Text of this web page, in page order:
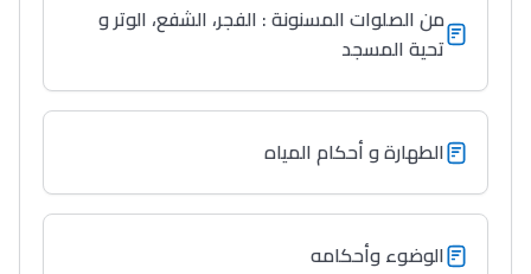
التعليم الثانوي الإعدادي
+ de 78 Sujets
من الصلوات المسنونة : الفجر، الشفع، الوتر و
تحية المسجد
الطهارة و أحكام المياه
الوضوء وأحكامه